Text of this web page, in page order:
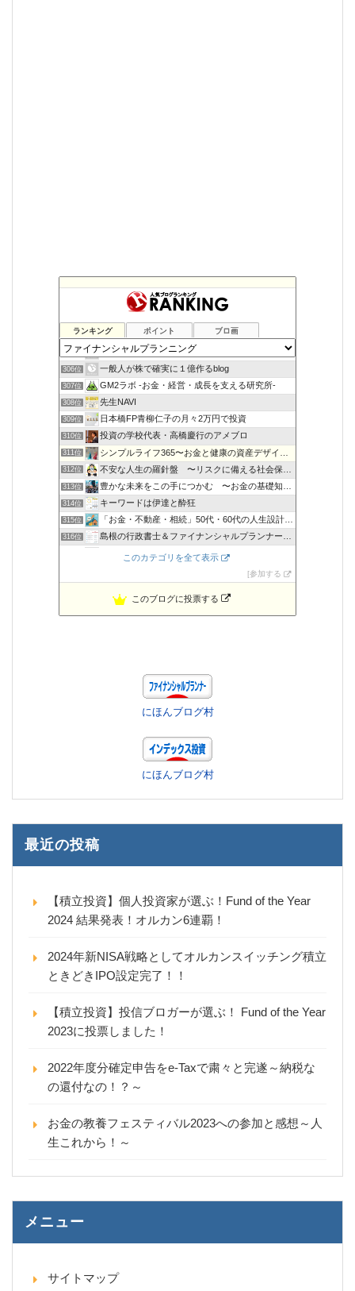
ランキング ポイント ブロ画
304位 金持ち父さんになりたいな
305位 大学生の副業生活
306位 一般人が株で確実に１億作るblog
307位 GM2ラボ -お金・経営・成長を支える研究所-
308位 先生NAVI
309位 日本橋FP青柳仁子の月々2万円で投資
310位 投資の学校代表・高橋慶行のアメブロ
311位 シンプルライフ365〜お金と健康の資産デザイン〜
312位 不安な人生の羅針盤 〜リスクに備える社会保障〜
313位 豊かな未来をこの手につかむ 〜お金の基礎知識〜
314位 キーワードは伊達と酔狂
315位 「お金・不動産・相続」50代・60代の人生設計をサポート
316位 島根の行政書士＆ファイナンシャルプランナー小室寿明
年収３００万円時代を生きるノウハウ
このカテゴリを全て表示
参加する
このブログに投票する
にほんブログ村
にほんブログ村
最近の投稿
【積立投資】個人投資家が選ぶ！Fund of the Year
2024 結果発表！オルカン6連覇！
2024年新NISA戦略としてオルカンスイッチング積立
ときどきIPO設定完了！！
【積立投資】投信ブロガーが選ぶ！ Fund of the Year
2023に投票しました！
2022年度分確定申告をe-Taxで粛々と完遂～納税な
の還付なの！？～
お金の教養フェスティバル2023への参加と感想～人
生これから！～
メニュー
サイトマップ